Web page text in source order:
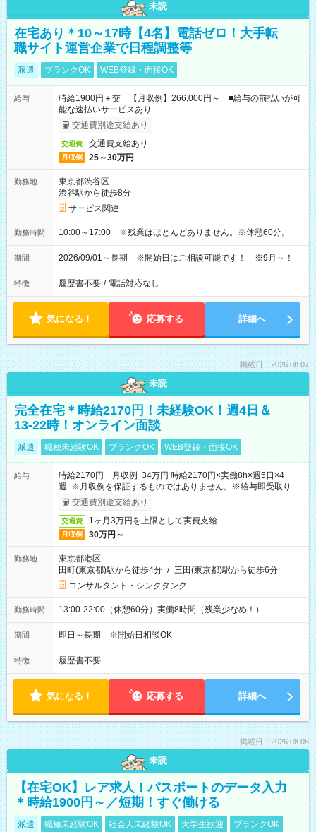
未読
在宅あり＊10～17時【4名】電話ゼロ！大手転
職サイト運営企業で日程調整等
派遣 ブランクOK WEB登録・面接OK
給与
時給1900円＋交 【月収例】266,000円～ ■給与の前払いが可
能な速払いサービスあり
交通費別途支給あり
交通費 交通費支給あり
月収例 25～30万円
勤務地
東京都渋谷区
渋谷駅から徒歩8分
サービス関連
勤務時間 10:00～17:00 ※残業はほとんどありません。※休憩60分。
期間 2026/09/01～長期 ※開始日はご相談可能です！ ※9月～！
特徴 履歴書不要 / 電話対応なし
気になる！ 応募する 詳細へ
掲載日：2026.08.07
未読
完全在宅＊時給2170円！未経験OK！週4日＆
13-22時！オンライン面談
派遣 職種未経験OK ブランクOK WEB登録・面接OK
給与
時給2170円 月収例 34万円 時給2170円×実働8h×週5日×4
週 ※月収例を保証するものではありません。※給与即受取りサ
ービス利用可（利用条件有）
交通費別途支給あり
交通費 1ヶ月3万円を上限として実費支給
月収例 30万円～
勤務地
東京都港区
田町(東京都)駅から徒歩4分 / 三田(東京都)駅から徒歩6分
コンサルタント・シンクタンク
勤務時間 13:00-22:00（休憩60分）実働8時間（残業少なめ！）
期間 即日～長期 ※開始日相談OK
特徴 履歴書不要
気になる！ 応募する 詳細へ
掲載日：2026.08.05
未読
【在宅OK】レア求人！パスポートのデータ入力
＊時給1900円～／短期！すぐ働ける
派遣 職種未経験OK 社会人未経験OK 大学生歓迎 ブランクOK